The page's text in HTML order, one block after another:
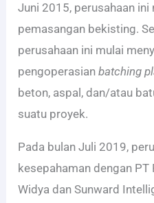
Juni 2015, perusahaan
pemasangan bekisting.
perusahaan ini mulai
pengoperasianbatching
beton, aspal, dan/atau
suatu proyek.
Pada bulan Juli 2019,
kesepahaman dengan PT
Widya dan Sunward